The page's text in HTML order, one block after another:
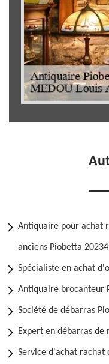
Antiquaire pour achat
anciens Piobetta 20234
Spécialiste en achat
Antiquaire brocanteur
Société de débarras
Expert en débarras de
Service d'achat rachat